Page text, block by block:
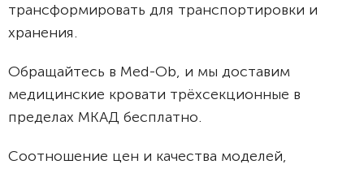
трансформировать для транспортировки и
хранения.
Обращайтесь в Med-Ob, и мы доставим
медицинские кровати трёхсекционные в
пределах МКАД бесплатно.
Соотношение цен и качества моделей,